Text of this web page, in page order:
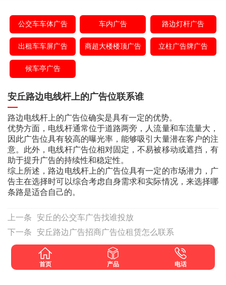
公交车车体广告 车内广告 路边灯杆广告
出租车车屏广告 商超大楼楼顶广告 立柱广告牌广告
候车亭广告
安丘路边电线杆上的广告位联系谁
路边电线杆上的广告位确实是具有一定的优势。
优势方面，电线杆通常位于道路两旁，人流量和车流量大，
因此广告位具有较高的曝光率，能够吸引大量潜在客户的注
意。此外，电线杆广告位相对固定，不易被移动或遮挡，有
助于提升广告的持续性和稳定性。
综上所述，路边电线杆上的广告位具有一定的市场潜力，广
告主在选择时可以综合考虑自身需求和实际情况， 来选择哪
条路是适合自己的。
上一条
安丘的公交车广告找谁投放
下一条
安丘路边广告招商广告位租赁怎么联系
首页 产品 电话